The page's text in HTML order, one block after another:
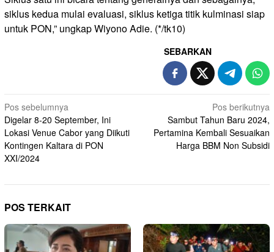
siklus kedua mulai evaluasi, siklus ketiga titik kulminasi siap
untuk PON,” ungkap Wiyono Adie. (*/tk10)
SEBARKAN
Navigasi
pos
Pos sebelumnya
Digelar 8-20 September, Ini
Lokasi Venue Cabor yang Diikuti
Kontingen Kaltara di PON
XXI/2024
Pos berikutnya
Sambut Tahun Baru 2024,
Pertamina Kembali Sesuaikan
Harga BBM Non Subsidi
POS TERKAIT